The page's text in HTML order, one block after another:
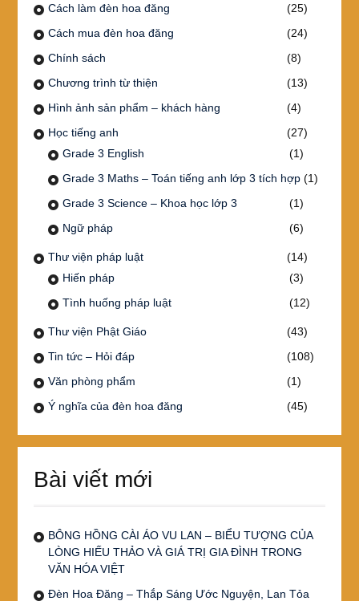
Cách làm đèn hoa đăng
(25)
Cách mua đèn hoa đăng
(24)
Chính sách
(8)
Chương trình từ thiện
(13)
Hình ảnh sản phẩm – khách hàng
(4)
Học tiếng anh
(27)
Grade 3 English
(1)
Grade 3 Maths – Toán tiếng anh lớp 3 tích hợp(1)
Grade 3 Science – Khoa học lớp 3
(1)
Ngữ pháp
(6)
Thư viện pháp luật
(14)
Hiến pháp
(3)
Tình huống pháp luật
(12)
Thư viện Phật Giáo
(43)
Tin tức – Hỏi đáp
(108)
Văn phòng phẩm
(1)
Ý nghĩa của đèn hoa đăng
(45)
Bài viết mới
BÔNG HỒNG CÀI ÁO VU LAN – BIỂU TƯỢNG CỦA
LÒNG HIẾU THẢO VÀ GIÁ TRỊ GIA ĐÌNH TRONG
VĂN HÓA VIỆT
Đèn Hoa Đăng – Thắp Sáng Ước Nguyện, Lan Tỏa